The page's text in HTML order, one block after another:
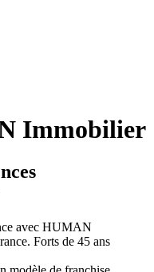
Immobilier
avec HUMAN
Forts de 45 ans